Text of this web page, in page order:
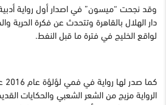
وقد نجحت “ميسون” في اصدار أول رواية
دار الهلال بالقاهرة وتتحدث عن فكرة الحرية
لواقع الخليج في فترة ما قبل النفط.
الرواية مزيج من الشعر الشعبي والحكايات